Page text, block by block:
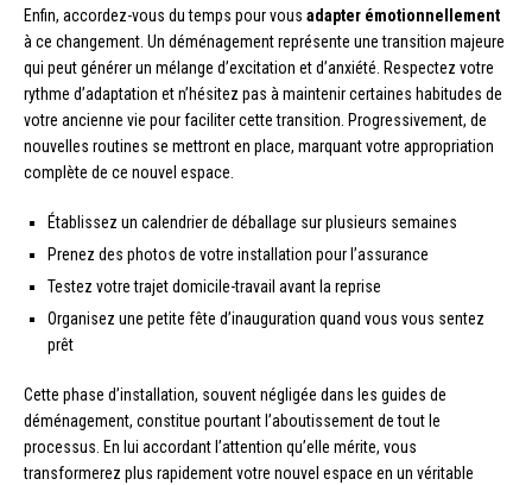
Enfin, accordez-vous du temps pour vous adapter émotionnellement
à ce changement. Un déménagement représente une transition majeure
qui peut générer un mélange d’excitation et d’anxiété. Respectez votre
rythme d’adaptation et n’hésitez pas à maintenir certaines habitudes de
votre ancienne vie pour faciliter cette transition. Progressivement, de
nouvelles routines se mettront en place, marquant votre appropriation
complète de ce nouvel espace.
Établissez un calendrier de déballage sur plusieurs semaines
Prenez des photos de votre installation pour l’assurance
Testez votre trajet domicile-travail avant la reprise
Organisez une petite fête d’inauguration quand vous vous sentez
prêt
Cette phase d’installation, souvent négligée dans les guides de
déménagement, constitue pourtant l’aboutissement de tout le
processus. En lui accordant l’attention qu’elle mérite, vous
transformerez plus rapidement votre nouvel espace en un véritable